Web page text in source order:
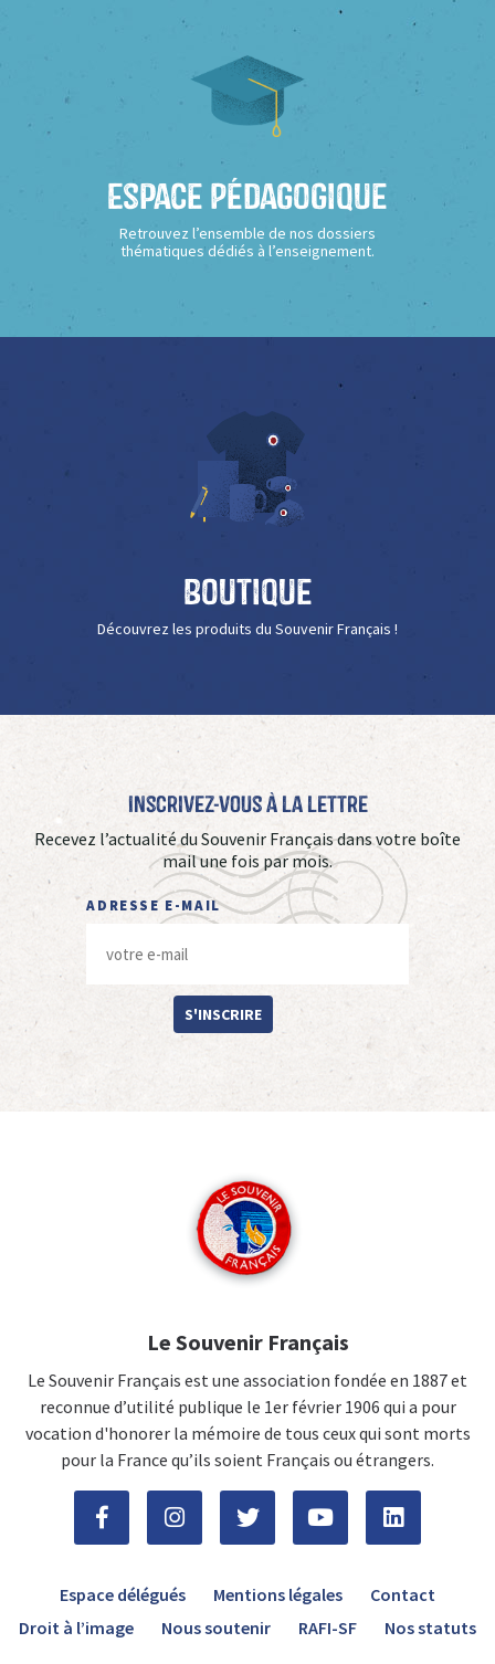
Espace Pédagogique
Retrouvez l’ensemble de nos dossiers
thématiques dédiés à l’enseignement.
Boutique
Découvrez les produits du Souvenir Français !
Inscrivez-vous à La Lettre
Recevez l’actualité du Souvenir Français dans votre boîte
mail une fois par mois.
ADRESSE E-MAIL
S'INSCRIRE
Le Souvenir Français
Le Souvenir Français est une association fondée en 1887 et
reconnue d’utilité publique le 1er février 1906 qui a pour
vocation d'honorer la mémoire de tous ceux qui sont morts
pour la France qu’ils soient Français ou étrangers.
Espace délégués Mentions légales
Contact
Droit à l’image
Nous soutenir RAFI-SF Nos statuts